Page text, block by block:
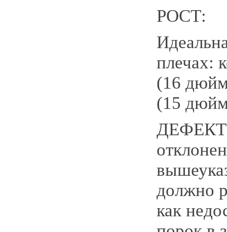
РОСТ:
плечах:
(16
(15
должно
как